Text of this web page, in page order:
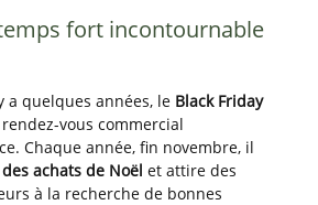
fort incontournable
a quelques années, le Black Friday
vous commercial
Chaque année, fin novembre, il
achats de Noël et attire des
à la recherche de bonnes